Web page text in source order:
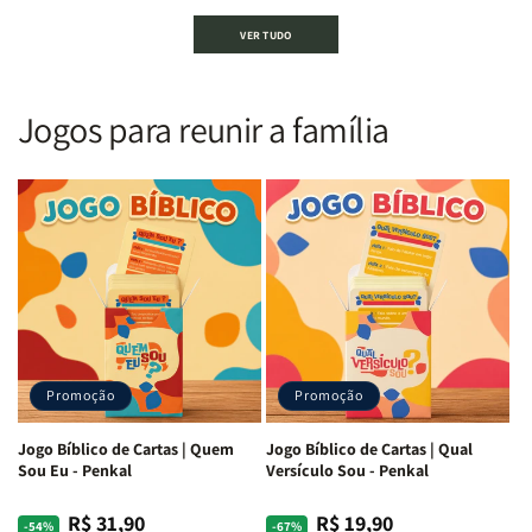
Almeida
Letra
Média
Full
Color
Brochura
Rei
Leão
Bíblia
Almeida
Letra
Média
&amp;
Full
Color
|
Brochura
|
Rei
Leão
Bíblia
PPM
|
|
Full
Color
Capa
Dura
Harpa
|
-
Cruz
Laranja
|
Full
Color
|
Capa
Dura
Harpa
|
-
Cruz
Laranja
VER TUDO
Jogos para reunir a família
Promoção
Jogo Bíblico de Cartas | Quem
Sou Eu - Penkal
-54% R$ 31,90
Promoção
Jogo Bíblico de Cartas | Qual
Versículo Sou - Penkal
-67% R$ 19,90